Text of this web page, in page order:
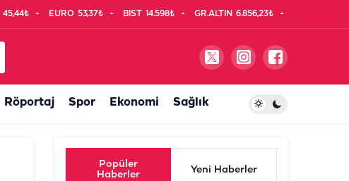
45,44₺ EURO 53,37₺ BIST 14.598₺ GR.ALTIN 6.856,23₺
Röportaj Spor Ekonomi Sağlık
Popüler
Haberler
Yeni Haberler